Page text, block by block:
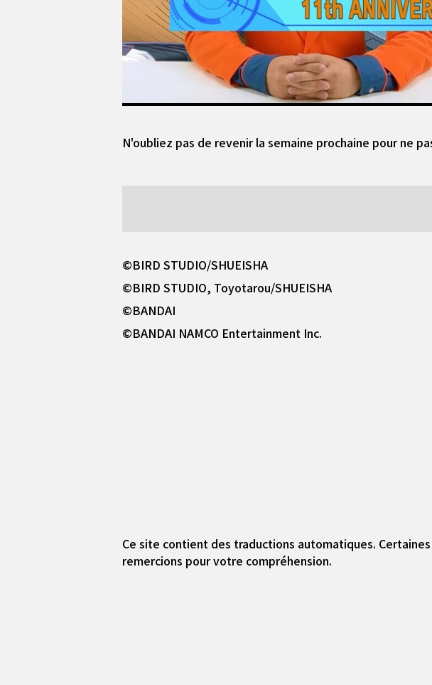
N'oubliez pas de revenir la semaine prochaine pour ne
©BIRD STUDIO/SHUEISHA
©BIRD STUDIO, Toyotarou/SHUEISHA
©BANDAI
©BANDAI NAMCO Entertainment Inc.
Ce site contient des traductions automatiques.
remercions pour votre compréhension.